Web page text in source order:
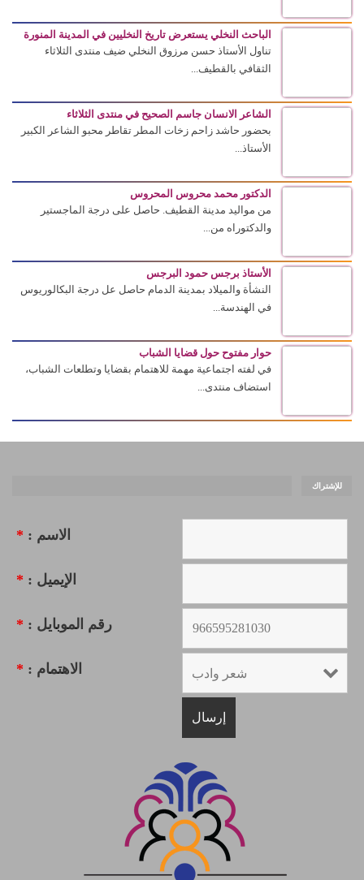
الباحث النخلي يستعرض تاريخ النخليين في المدينة المنورة
تناول الأستاذ حسن مرزوق النخلي ضيف منتدى الثلاثاء
الثقافي بالقطيف...
الشاعر الانسان جاسم الصحيح في منتدى الثلاثاء
بحضور حاشد زاحم زخات المطر تقاطر محبو الشاعر الكبير
الأستاذ...
الدكتور محمد محروس المحروس
من مواليد مدينة القطيف. حاصل على درجة الماجستير
والدكتوراه من...
الأستاذ برجس حمود البرجس
النشأة والميلاد بمدينة الدمام حاصل عل درجة البكالوريوس
في الهندسة...
حوار مفتوح حول قضايا الشباب
في لفته اجتماعية مهمة للاهتمام بقضايا وتطلعات الشباب،
استضاف منتدى...
للإشتراك
الاسم : *
الإيميل : *
رقم الموبايل : *
الاهتمام : *